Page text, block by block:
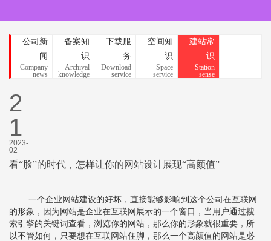
公司新
闻
Company
news
备案知
识
Archival
knowledge
下载服
务
Download
service
空间知
识
Space
service
建站常
识
Station
sense
2
1
2023-
02
看“脸”的时代，怎样让你的网站设计展现“高颜值”
一个企业网站建设的好坏，直接能够影响到这个公司在互联网
的形象，因为网站是企业在互联网展示的一个窗口，当用户通过搜
索引擎的关键词查看，浏览你的网站，那么你的形象就很重要，所
以不管如何，只要想在互联网站住脚，那么一个高颜值的网站是必